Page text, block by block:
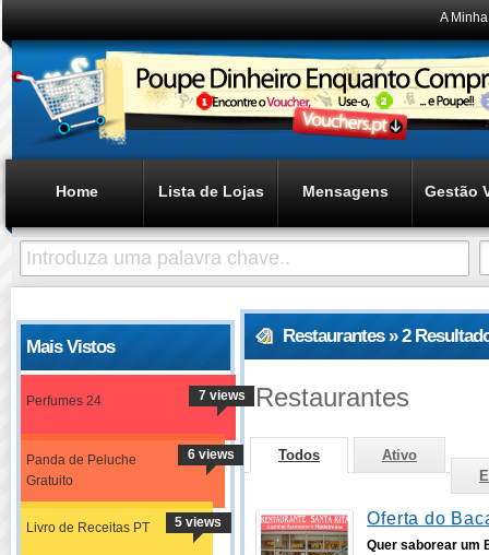
A
Home Lista de Lojas Mensagens Gestão
Mais Vistos
Perfumes 24 7 views
Panda de Peluche
Gratuito
6 views
Livro de Receitas PT 5 views
Restaurantes » 2
Restaurantes
Todos
Ativo
Oferta do
Quer saborear um